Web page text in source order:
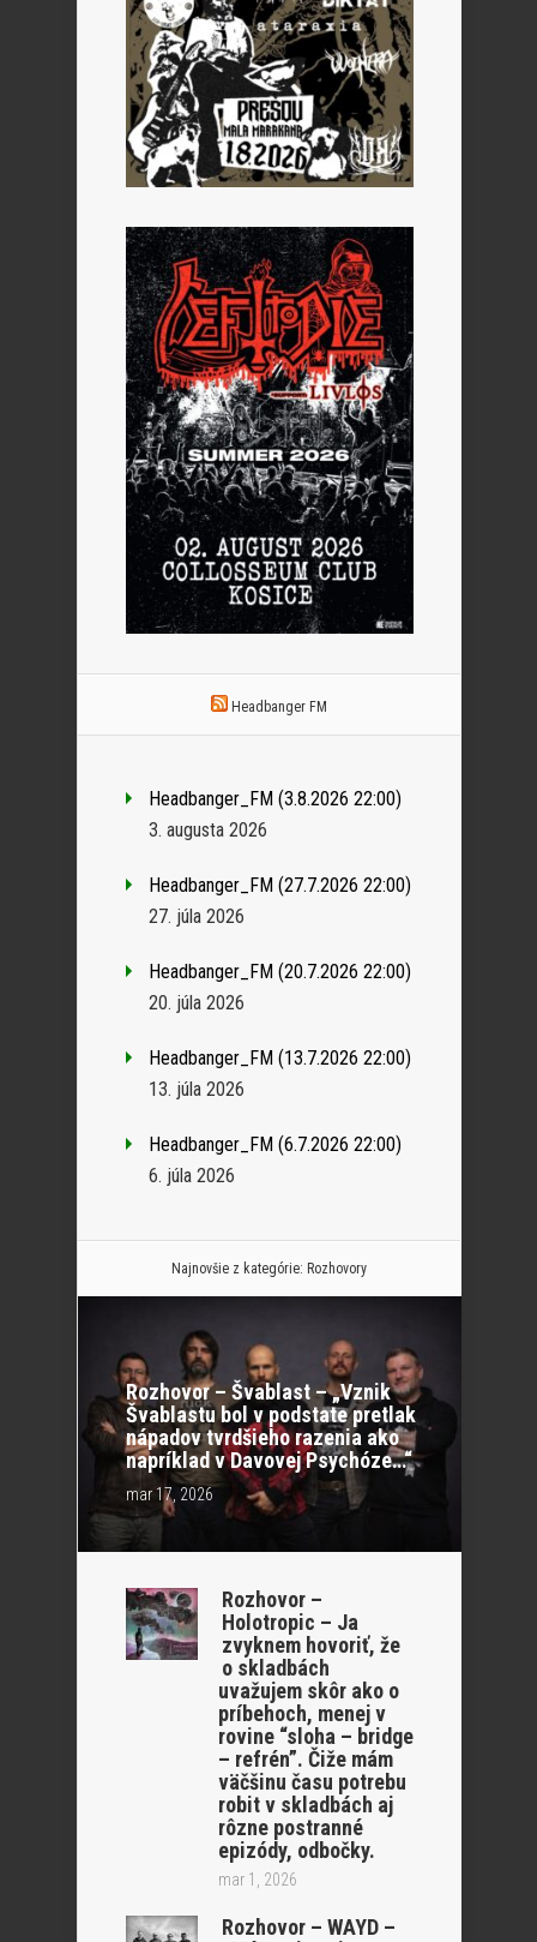
Headbanger FM
Headbanger_FM (3.8.2026 22:00)
3. augusta 2026
Headbanger_FM (27.7.2026 22:00)
27. júla 2026
Headbanger_FM (20.7.2026 22:00)
20. júla 2026
Headbanger_FM (13.7.2026 22:00)
13. júla 2026
Headbanger_FM (6.7.2026 22:00)
6. júla 2026
Najnovšie z kategórie: Rozhovory
Rozhovor – Švablast – „Vznik
Švablastu bol v podstate pretlak
nápadov tvrdšieho razenia ako
napríklad v Davovej Psychóze…“
mar 17, 2026
Rozhovor –
Holotropic – Ja
zvyknem hovoriť, že
o skladbách
uvažujem skôr ako o
príbehoch, menej v
rovine “sloha – bridge
– refrén”. Čiže mám
väčšinu času potrebu
robit v skladbách aj
rôzne postranné
epizódy, odbočky.
mar 1, 2026
Rozhovor – WAYD –